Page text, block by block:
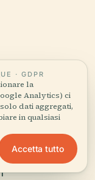
paesi.
—
UE · GDPR
la
Analytics) ci
dati aggregati,
in qualsiasi
Accetta tutto